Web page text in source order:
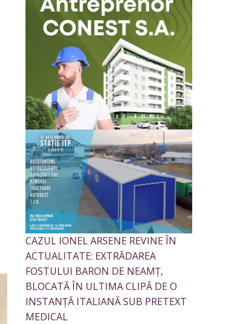
CAZUL IONEL ARSENE REVINE ÎN
ACTUALITATE: EXTRĂDAREA
FOSTULUI BARON DE NEAMȚ,
BLOCATĂ ÎN ULTIMA CLIPĂ DE O
INSTANȚĂ ITALIANĂ SUB PRETEXT
MEDICAL